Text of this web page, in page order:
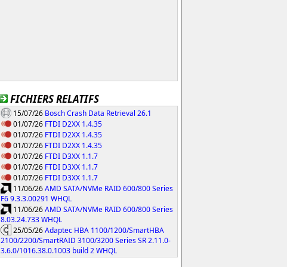
FICHIERS RELATIFS
15/07/26 Bosch Crash Data Retrieval 26.1
01/07/26 FTDI D2XX 1.4.35
01/07/26 FTDI D2XX 1.4.35
01/07/26 FTDI D2XX 1.4.35
01/07/26 FTDI D3XX 1.1.7
01/07/26 FTDI D3XX 1.1.7
01/07/26 FTDI D3XX 1.1.7
11/06/26AMD SATA/NVMe RAID 600/800 Series
F6 9.3.3.00291 WHQL
11/06/26AMD SATA/NVMe RAID 600/800 Series
8.03.24.733 WHQL
25/05/26Adaptec HBA 1100/1200/SmartHBA
2100/2200/SmartRAID 3100/3200 Series SR 2.11.0-
3.6.0/1016.38.0.1003 build 2 WHQL